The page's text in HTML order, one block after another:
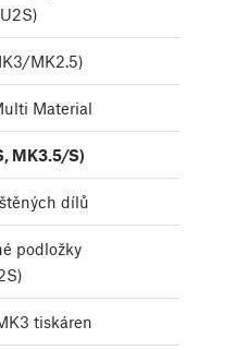
MK2.5)
Material
MK3.5/S)
dílů
podložky
tiskáren